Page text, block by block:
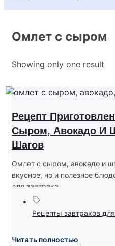
Омлет с сыром
Showing only one result
Рецепт
Сыром, Авокадо И
Шагов
Омлет с сыром, авокадо и
вкусное, но и полезное
для завтрака....
Рецепты завтраков
Читать полностью